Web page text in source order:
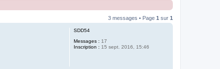
3 messages • Page 1 sur 1
SDD54
Messages : 17
Inscription : 15 sept. 2016, 15:46